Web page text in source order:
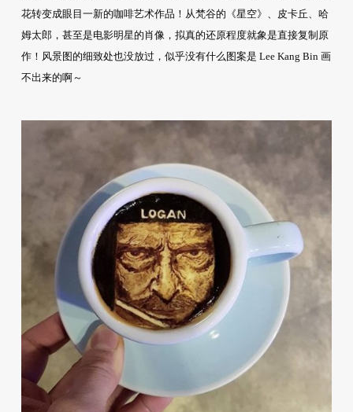
花转变成眼目一新的咖啡艺术作品！从梵谷的《星空》、皮卡丘、哈
姆太郎，甚至是电影明星的肖像，拟真的还原程度就象是直接复制原
作！风景图的细致处也没放过，似乎没有什么图案是 Lee Kang Bin 画
不出来的啊～